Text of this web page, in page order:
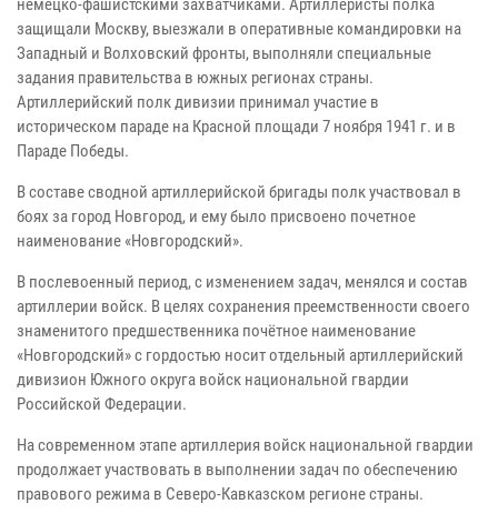
немецко-фашистскими захватчиками. Артиллеристы полка
защищали Москву, выезжали в оперативные командировки на
Западный и Волховский фронты, выполняли специальные
задания правительства в южных регионах страны.
Артиллерийский полк дивизии принимал участие в
историческом параде на Красной площади 7 ноября 1941 г. и в
Параде Победы.
В составе сводной артиллерийской бригады полк участвовал в
боях за город Новгород, и ему было присвоено почетное
наименование «Новгородский».
В послевоенный период, с изменением задач, менялся и состав
артиллерии войск. В целях сохранения преемственности своего
знаменитого предшественника почётное наименование
«Новгородский» с гордостью носит отдельный артиллерийский
дивизион Южного округа войск национальной гвардии
Российской Федерации.
На современном этапе артиллерия войск национальной гвардии
продолжает участвовать в выполнении задач по обеспечению
правового режима в Северо-Кавказском регионе страны.